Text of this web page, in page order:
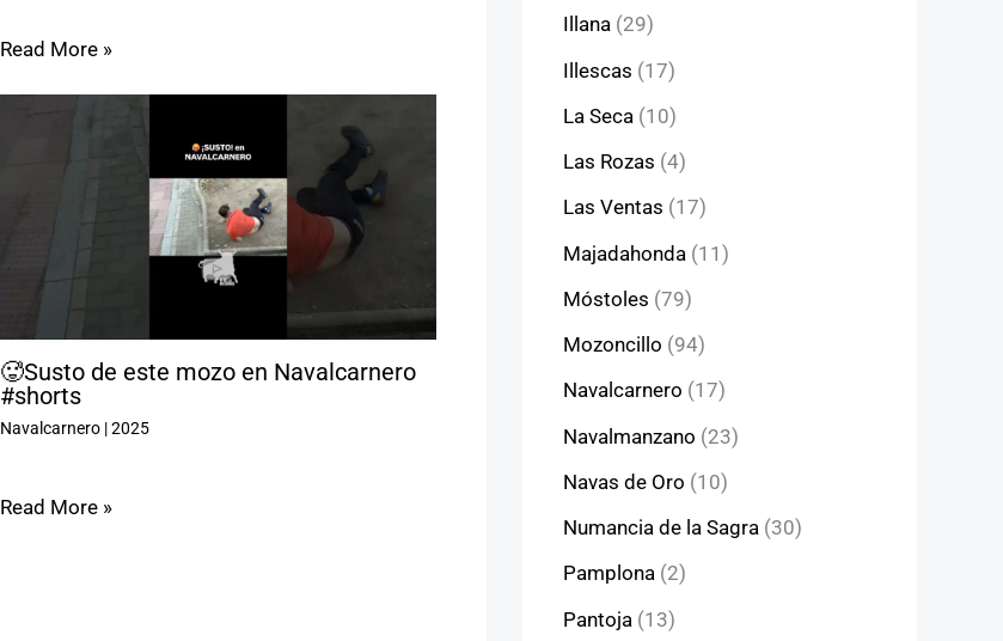
Read More »
🥵Susto de este mozo en Navalcarnero
#shorts
Navalcarnero|2025
Read More »
Illana (29)
Illescas (17)
La Seca (10)
Las Rozas (4)
Las Ventas (17)
Majadahonda (11)
Móstoles (79)
Mozoncillo (94)
Navalcarnero (17)
Navalmanzano (23)
Navas de Oro (10)
Numancia de la Sagra (30)
Pamplona (2)
Pantoja (13)